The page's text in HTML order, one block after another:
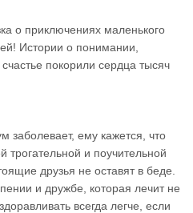
о приключениях маленького
Истории о понимании,
покорили сердца тысяч
заболевает, ему кажется, что
трогательной и поучительной
друзья не оставят в беде.
и дружбе, которая лечит не
всегда легче, если